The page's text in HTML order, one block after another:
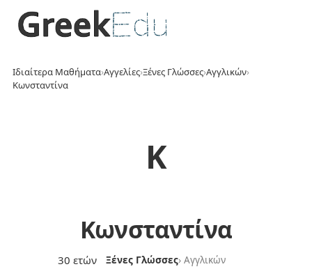
Ιδιαίτερα Μαθήματα›Αγγελίες›Ξένες Γλώσσες›Αγγλικών›
Κωνσταντίνα
Κ
Κωνσταντίνα
30 ετών Ξένες Γλώσσες› Αγγλικών